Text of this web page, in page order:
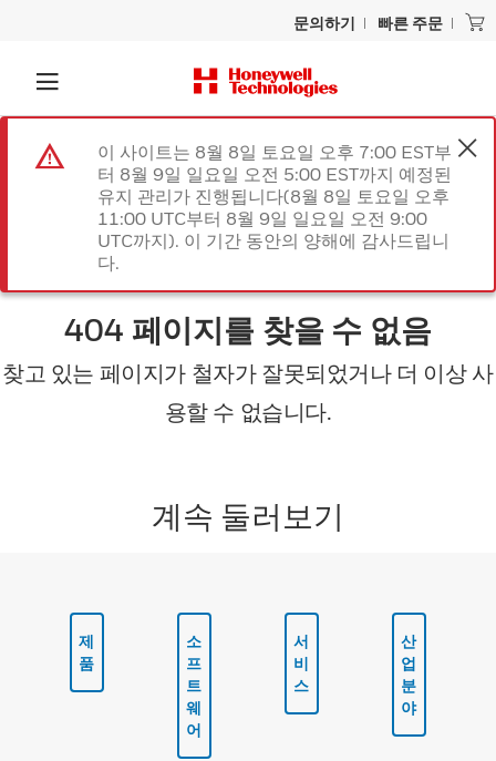
문의하기 빠른 주문
이 사이트는 8월 8일 토요일 오후 7:00 EST부
터 8월 9일 일요일 오전 5:00 EST까지 예정된
유지 관리가 진행됩니다(8월 8일 토요일 오후
11:00 UTC부터 8월 9일 일요일 오전 9:00
UTC까지). 이 기간 동안의 양해에 감사드립니
다.
404 페이지를 찾을 수 없음
찾고 있는 페이지가 철자가 잘못되었거나 더 이상 사
용할 수 없습니다.
계속 둘러보기
제
품
소
프
트
웨
어
서
비
스
산
업
분
야